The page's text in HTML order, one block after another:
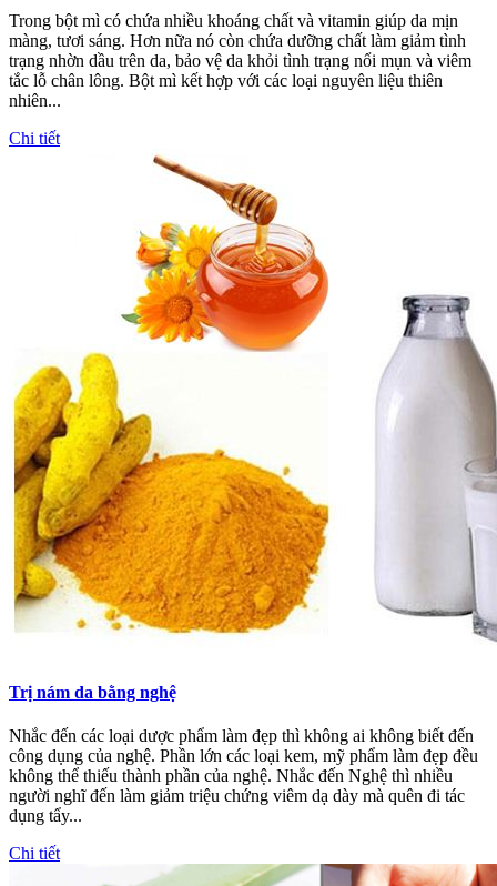
Trong bột mì có chứa nhiều khoáng chất và vitamin giúp da mịn
màng, tươi sáng. Hơn nữa nó còn chứa dưỡng chất làm giảm tình
trạng nhờn dầu trên da, bảo vệ da khỏi tình trạng nổi mụn và viêm
tắc lỗ chân lông. Bột mì kết hợp với các loại nguyên liệu thiên
nhiên...
Chi tiết
Trị nám da bằng nghệ
Nhắc đến các loại dược phẩm làm đẹp thì không ai không biết đến
công dụng của nghệ. Phần lớn các loại kem, mỹ phẩm làm đẹp đều
không thể thiếu thành phần của nghệ. Nhắc đến Nghệ thì nhiều
người nghĩ đến làm giảm triệu chứng viêm dạ dày mà quên đi tác
dụng tẩy...
Chi tiết